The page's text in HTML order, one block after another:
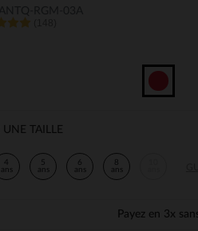
TAILLE
4
ans
5
ans
6
ans
8
ans
Payez en 3x